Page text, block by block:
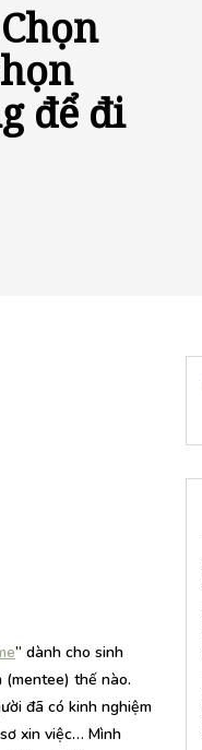
để đi
” dành cho sinh
(mentee) thế nào.
đã có kinh nghiệm
xin việc… Mình